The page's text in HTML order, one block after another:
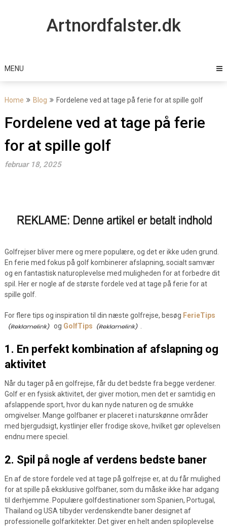
Artnordfalster.dk
MENU
Home Blog Fordelene ved at tage på ferie for at spille golf
Fordelene ved at tage på ferie
for at spille golf
februar 18, 2025
Golfrejser bliver mere og mere populære, og det er ikke uden grund.
En ferie med fokus på golf kombinerer afslapning, socialt samvær
og en fantastisk naturoplevelse med muligheden for at forbedre dit
spil. Her er nogle af de største fordele ved at tage på ferie for at
spille golf.
For flere tips og inspiration til din næste golfrejse, besøg FerieTips
og GolfTips
1. En perfekt kombination af afslapning og
aktivitet
Når du tager på en golfrejse, får du det bedste fra begge verdener.
Golf er en fysisk aktivitet, der giver motion, men det er samtidig en
afslappende sport, hvor du kan nyde naturen og de smukke
omgivelser. Mange golfbaner er placeret i naturskønne områder
med bjergudsigt, kystlinjer eller frodige skove, hvilket gør oplevelsen
endnu mere speciel.
2. Spil på nogle af verdens bedste baner
En af de store fordele ved at tage på golfrejse er, at du får mulighed
for at spille på eksklusive golfbaner, som du måske ikke har adgang
til derhjemme. Populære golfdestinationer som Spanien, Portugal,
Thailand og USA tilbyder verdenskendte baner designet af
professionelle golfarkitekter. Det giver en helt anden spiloplevelse